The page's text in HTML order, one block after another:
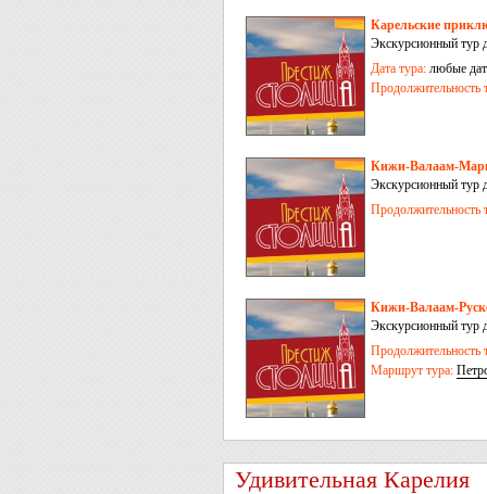
Карельские
Экскурсионный тур
Дата тура: любые
Продолжительность
Кижи-Валаам-
Экскурсионный тур
Продолжительность
Кижи-Валаам-
Экскурсионный тур
– Валаам +
Продолжительность
Маршрут тура:
Удивительная Карелия